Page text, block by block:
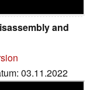
and
03.11.2022